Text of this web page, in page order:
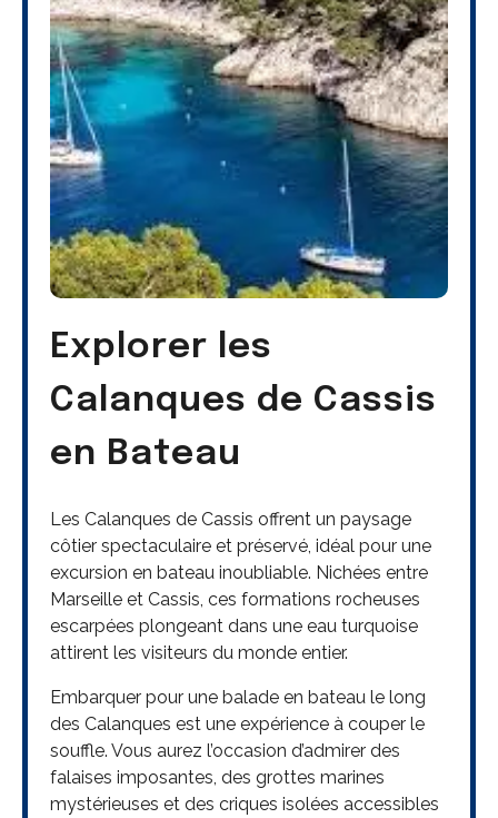
Explorer les
Calanques de Cassis
en Bateau
Les Calanques de Cassis offrent un paysage
côtier spectaculaire et préservé, idéal pour une
excursion en bateau inoubliable. Nichées entre
Marseille et Cassis, ces formations rocheuses
escarpées plongeant dans une eau turquoise
attirent les visiteurs du monde entier.
Embarquer pour une balade en bateau le long
des Calanques est une expérience à couper le
souffle. Vous aurez l’occasion d’admirer des
falaises imposantes, des grottes marines
mystérieuses et des criques isolées accessibles